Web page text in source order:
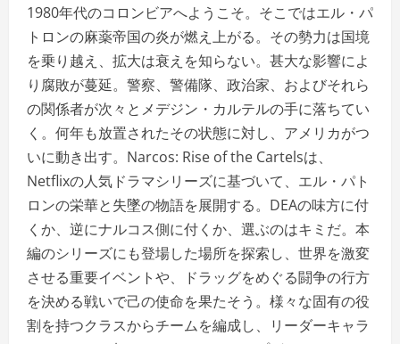
1980年代のコロンビアへようこそ。そこではエル・パ
トロンの麻薬帝国の炎が燃え上がる。その勢力は国境
を乗り越え、拡大は衰えを知らない。甚大な影響によ
り腐敗が蔓延。警察、警備隊、政治家、およびそれら
の関係者が次々とメデジン・カルテルの手に落ちてい
く。何年も放置されたその状態に対し、アメリカがつ
いに動き出す。Narcos: Rise of the Cartelsは、
Netflixの人気ドラマシリーズに基づいて、エル・パト
ロンの栄華と失墜の物語を展開する。DEAの味方に付
くか、逆にナルコス側に付くか、選ぶのはキミだ。本
編のシリーズにも登場した場所を探索し、世界を激変
させる重要イベントや、ドラッグをめぐる闘争の行方
を決める戦いで己の使命を果たそう。様々な固有の役
割を持つクラスからチームを編成し、リーダーキャラ